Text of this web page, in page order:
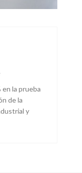
la prueba
de la
y